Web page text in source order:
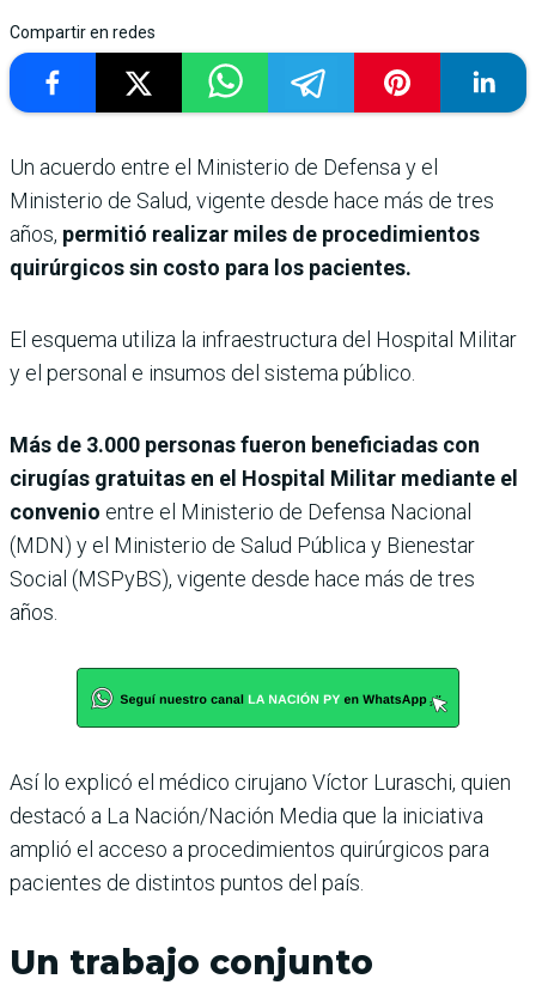
Compartir en redes
Un acuerdo entre el Ministerio de Defensa y el
Ministerio de Salud, vigente desde hace más de tres
años, permitió realizar miles de procedimientos
quirúrgicos sin costo para los pacientes.
El esquema utiliza la infraestructura del Hospital Militar
y el personal e insumos del sistema público.
Más de 3.000 personas fueron beneficiadas con
cirugías gratuitas en el Hospital Militar mediante el
convenio entre el Ministerio de Defensa Nacional
(MDN) y el Ministerio de Salud Pública y Bienestar
Social (MSPyBS), vigente desde hace más de tres
años.
Así lo explicó el médico cirujano Víctor Luraschi, quien
destacó a La Nación/Nación Media que la iniciativa
amplió el acceso a procedimientos quirúrgicos para
pacientes de distintos puntos del país.
Un trabajo conjunto